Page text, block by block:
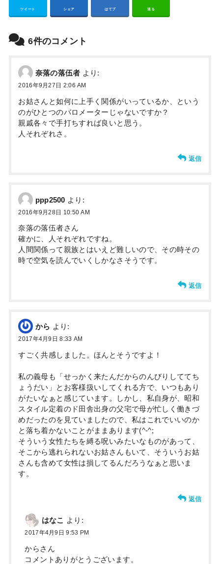
ツイート シェア はてブ 送る
6件のコメント
奈落の落伍者 より:
2016年9月27日 2:06 AM
お姑さんと如何に上手く関係がいっているか、という
のがひとつのバロメーターじゃないですか？
親戚各々で手打ちすれば良いと思う。
人それぞれさ。
返信
ppp2500 より:
2016年9月28日 10:50 AM
奈落の落伍者さん
確かに、人それぞれですね。
人間関係って親族とはいえど難しいので、その時その
時で空気を読んでいくしかなさそうです。
返信
から より:
2017年4月9日 8:33 AM
すごく共感しました。ほんとそうですよ！
私の義母も「せっかく来たんだからのんびりしててち
ょうだい」とお客様扱いしてくれる方で、いつもあり
がたいなぁと感じています。しかし、私自身が、昭和
スタイル定着のド田舎出身の父宅で母が忙しく働きづ
めだったのを見ていましたので、私はこれでいいのか
と落ち着かないことがままあります(^-^;
そういう女性たちを縛る呪いみたいなものがあって、
そこから逃れられないお姑さんもいて、そういうお姑
さんも含めて女性は損してるんだろうなぁと思いま
す。
返信
はなこ より:
2017年4月9日 9:53 PM
からさん
コメントありがとうございます。